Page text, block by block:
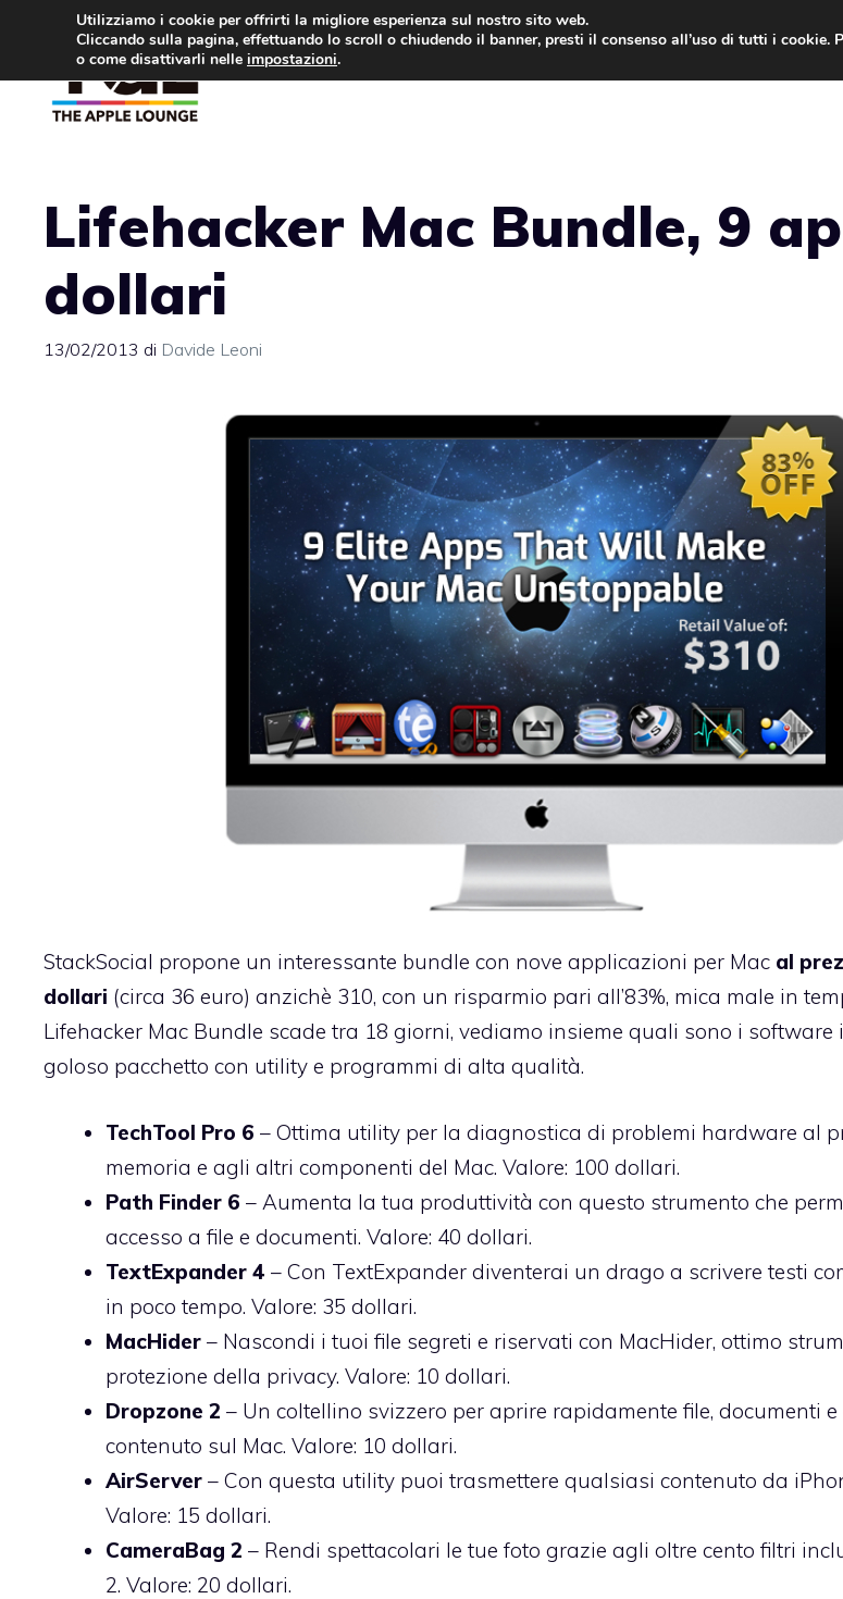
contenuto
Lifehacker Mac Bundle, 9
dollari
13/02/2013 di Davide Leoni
StackSocial propone un interessante bundle con nove applicazioni per Mac al
dollari (circa 36 euro) anzichè 310, con un risparmio pari all’83%, mica male in
Lifehacker Mac Bundle scade tra 18 giorni, vediamo insieme quali sono i software
goloso pacchetto con utility e programmi di alta qualità.
TechTool Pro 6 – Ottima utility per la diagnostica di problemi hardware al
memoria e agli altri componenti del Mac. Valore: 100 dollari.
Path Finder 6 – Aumenta la tua produttività con questo strumento che
accesso a file e documenti. Valore: 40 dollari.
TextExpander 4 – Con TextExpander diventerai un drago a scrivere testi
in poco tempo. Valore: 35 dollari.
MacHider – Nascondi i tuoi file segreti e riservati con MacHider, ottimo
protezione della privacy. Valore: 10 dollari.
Dropzone 2 – Un coltellino svizzero per aprire rapidamente file, documenti
contenuto sul Mac. Valore: 10 dollari.
AirServer – Con questa utility puoi trasmettere qualsiasi contenuto da
Valore: 15 dollari.
CameraBag 2 – Rendi spettacolari le tue foto grazie agli oltre cento filtri
2. Valore: 20 dollari.
Utilizziamo i cookie per offrirti la migliore esperienza sul nostro sito web.
Cliccando sulla pagina, effettuando lo scroll o chiudendo il banner, presti il consenso all’uso di tutti i
o come disattivarli nelle impostazioni.